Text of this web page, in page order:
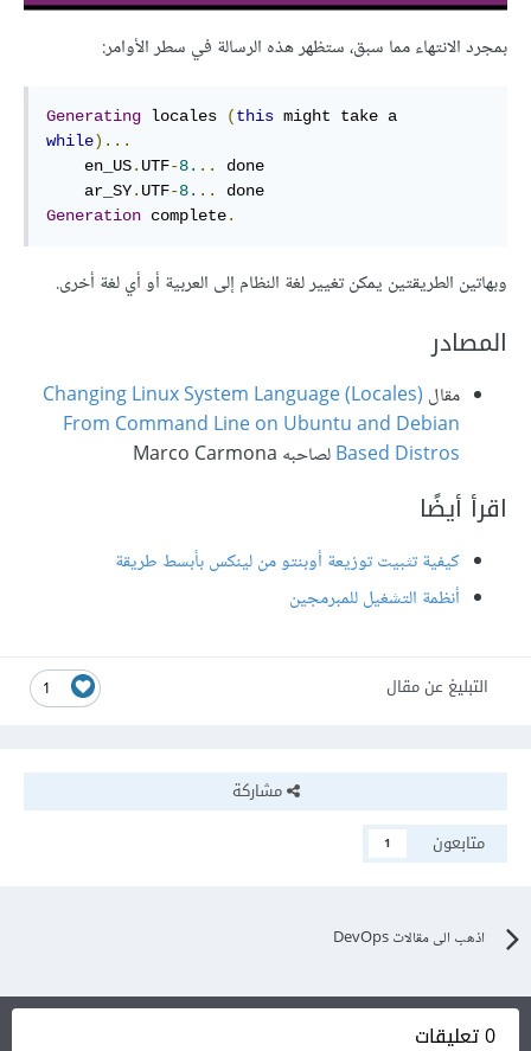
بمجرد الانتهاء مما سبق، ستظهر هذه الرسالة في سطر الأوامر:
Generating locales (this
while)...
    en_US
. UTF-8. ..
done
    ar_SY
. UTF-8. ..
Generation complete.
وبهاتين الطريقتين يمكن تغيير لغة النظام إلى العربية أو أي لغة أخرى.
المصادر
مقال Changing Linux System Language (Locales)
From Command Line on Ubuntu and Debian
Based Distrosلصاحبه Marco Carmona
اقرأ أيضًا
كيفية تثبيت توزيعة أوبنتو من لينكس بأبسط طريقة
أنظمة التشغيل للمبرمجين
1 التبليغ عن مقال
مشاركة
متابعون
1
اذهب الى مقالات DevOps
0 تعليقات